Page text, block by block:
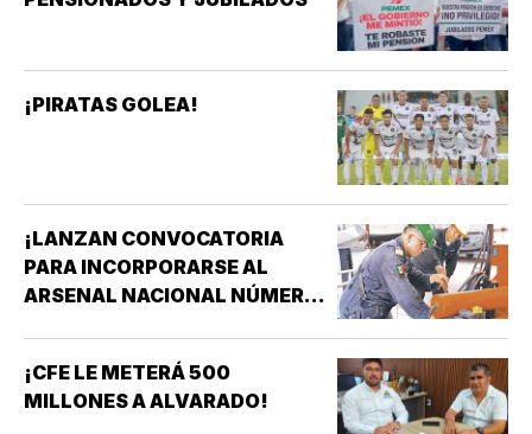
¡PIRATAS GOLEA!
¡LANZAN CONVOCATORIA
PARA INCORPORARSE AL
ARSENAL NACIONAL NÚMERO
¡CFE LE METERÁ 500
MILLONES A ALVARADO!